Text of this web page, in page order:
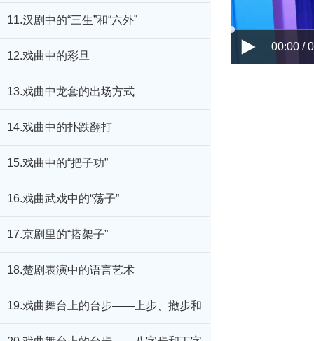
11.汉剧中的“三生”和“六外”
12.戏曲中的彩旦
13.戏曲中龙套的出场方式
14.戏曲中的扑跌翻打
15.戏曲中的“把子功”
16.戏曲武戏中的“荡子”
17.京剧里的“搭架子”
18.楚剧表演中的语言艺术
19.戏曲舞台上的台步——上步、撤步和
亮靴底
00:00 /